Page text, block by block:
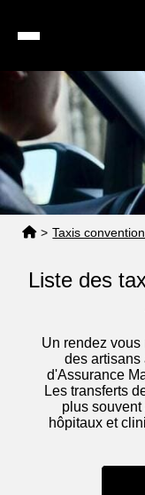
> Taxis
Liste des
Un rendez
des
d'Assurance
Les transferts
plus
hôpitaux et